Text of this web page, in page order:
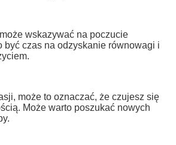
wskazywać na poczucie
być czas na odzyskanie równowagi i
może to oznaczać, że czujesz się
Może warto poszukać nowych